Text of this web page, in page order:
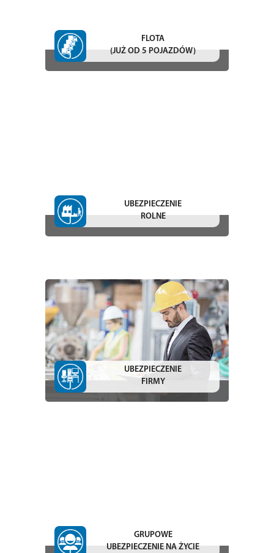
FLOTA
(JUŻ OD 5 POJAZDÓW)
UBEZPIECZENIE
ROLNE
UBEZPIECZENIE
FIRMY
GRUPOWE
UBEZPIECZENIE NA ŻYCIE